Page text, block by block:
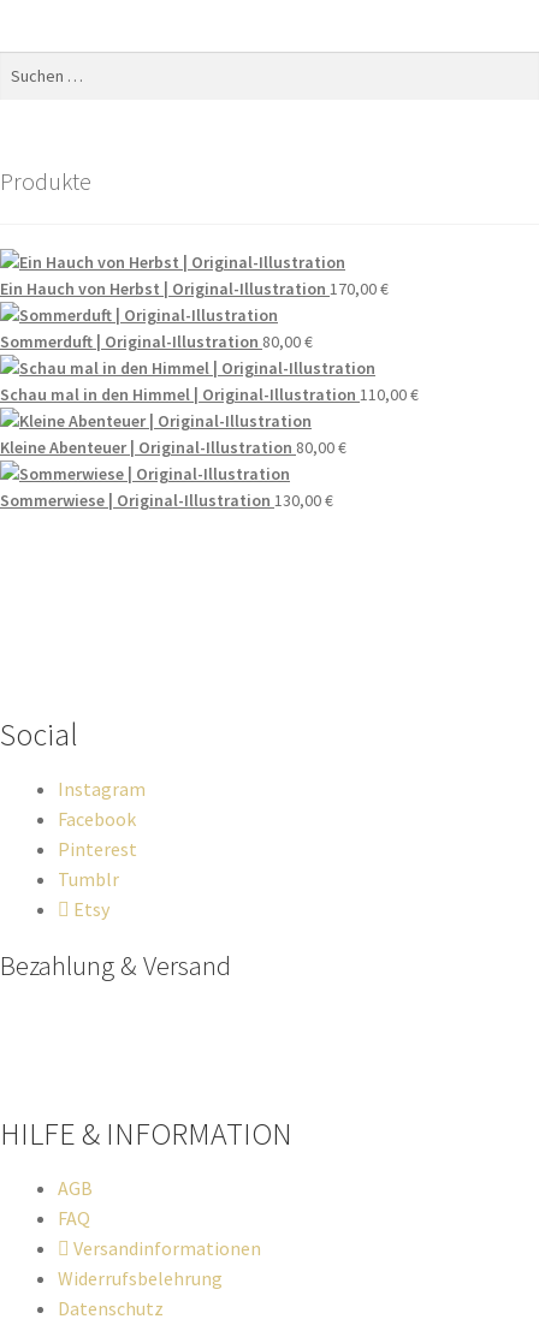
Produkte
Ein Hauch von Herbst | Original-Illustration 170,00€
Sommerduft | Original-Illustration 80,00€
Schau mal in den Himmel | Original-Illustration 110,00€
Kleine Abenteuer | Original-Illustration 80,00€
Sommerwiese | Original-Illustration 130,00€
Social
Instagram
Facebook
Pinterest
Tumblr
Etsy
Bezahlung & Versand
HILFE & INFORMATION​
AGB
FAQ
Versandinformationen
Widerrufsbelehrung
Datenschutz